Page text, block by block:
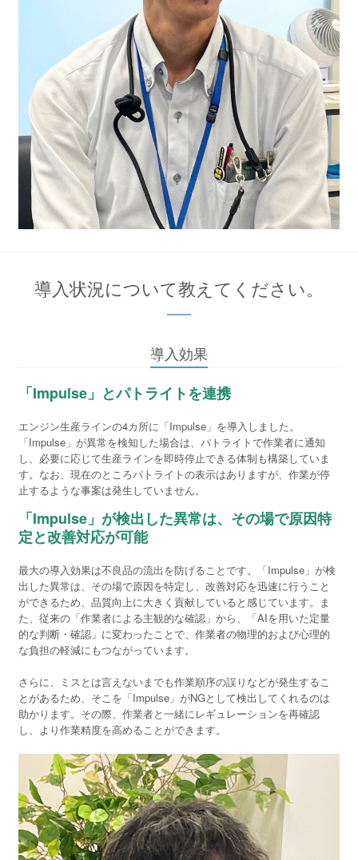
導入状況について教えてください。
導入効果
「Impulse」とパトライトを連携
エンジン生産ラインの4カ所に「Impulse」を導入しました。
「Impulse」が異常を検知した場合は、パトライトで作業者に通知
し、必要に応じて生産ラインを即時停止できる体制も構築していま
す。なお、現在のところパトライトの表示はありますが、作業が停
止するような事案は発生していません。
「Impulse」が検出した異常は、その場で原因特
定と改善対応が可能
最大の導入効果は不良品の流出を防げることです。「Impulse」が検
出した異常は、その場で原因を特定し、改善対応を迅速に行うこと
ができるため、品質向上に大きく貢献していると感じています。ま
た、従来の「作業者による主観的な確認」から、「AIを用いた定量
的な判断・確認」に変わったことで、作業者の物理的および心理的
な負担の軽減にもつながっています。
さらに、ミスとは言えないまでも作業順序の誤りなどが発生するこ
とがあるため、そこを「Impulse」がNGとして検出してくれるのは
助かります。その際、作業者と一緒にレギュレーションを再確認
し、より作業精度を高めることができます。